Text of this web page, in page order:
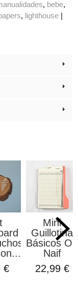
bebe
lighthouse |
€
Mini
Guillotina
Básicos Oh
Naif
22,99 €